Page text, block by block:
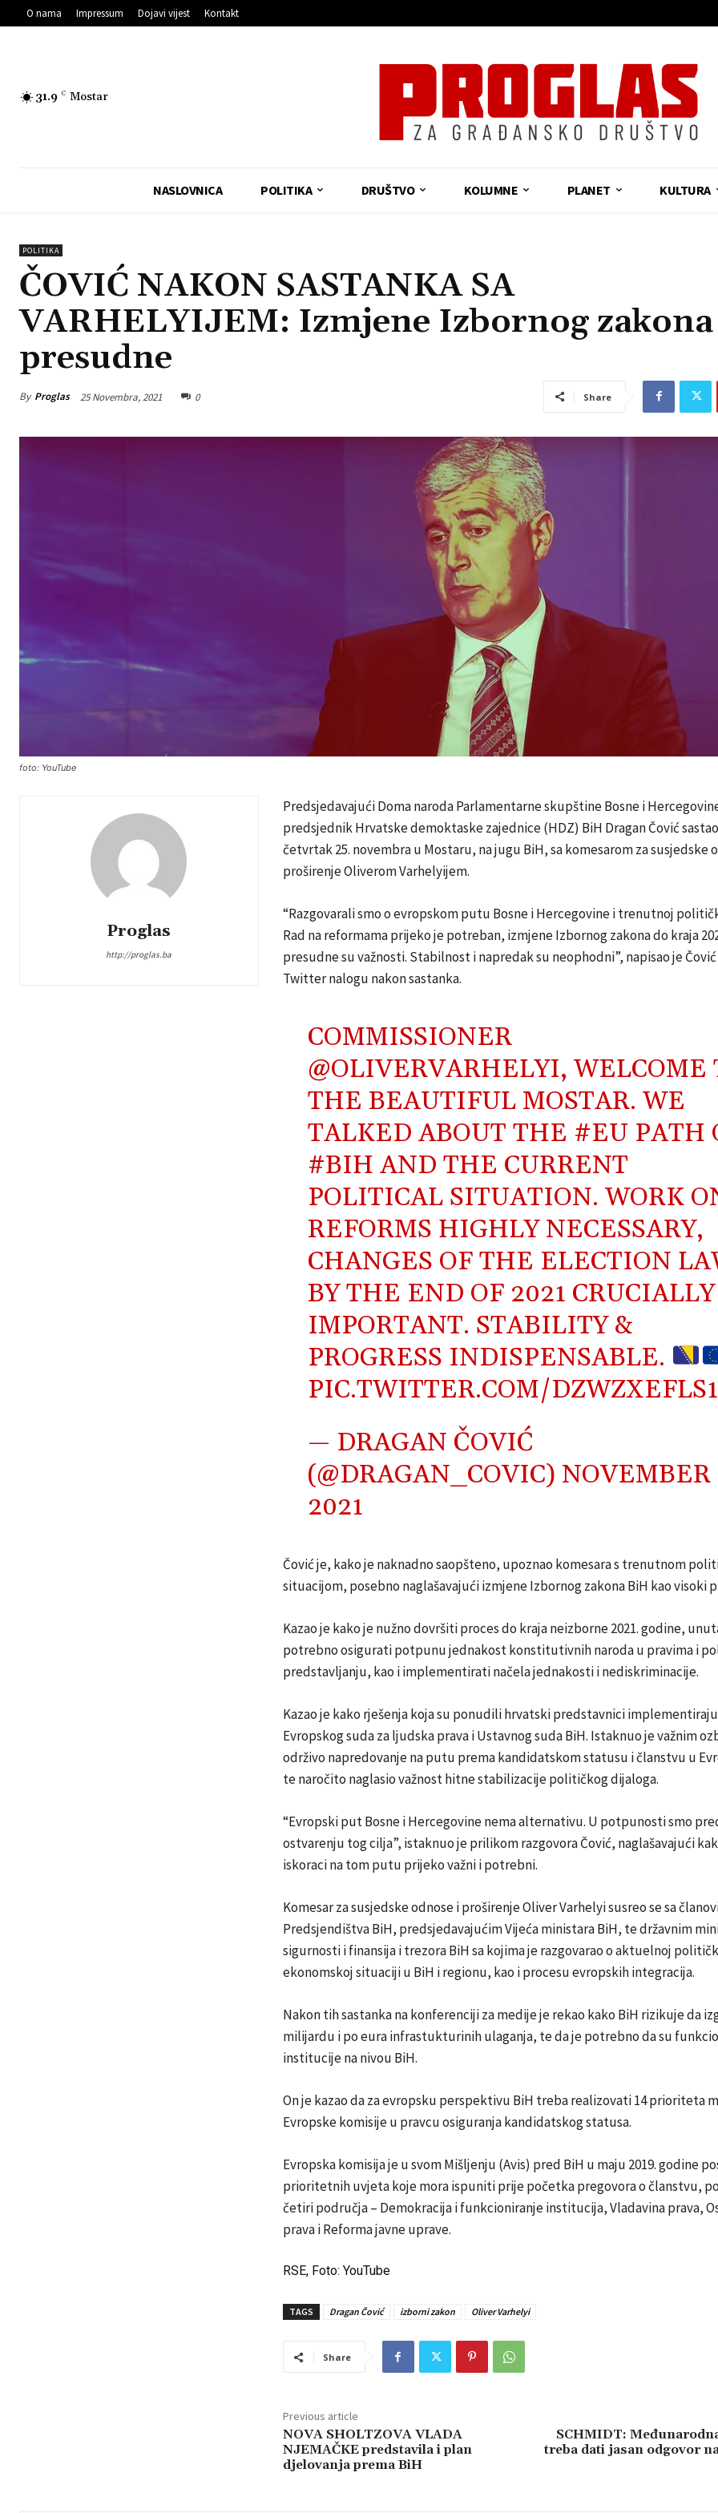
O nama Impressum Dojavi vijest Kontakt
31.9 C Mostar
NASLOVNICA POLITIKA DRUŠTVO KOLUMNE PLANET KULTURA
POLITIKA
ČOVIĆ NAKON SASTANKA SA
VARHELYIJEM: Izmjene Izbornog
presudne
By Proglas 25 Novembra, 2021 0 Share
foto: YouTube
Proglas
http://proglas.ba
Predsjedavajući Doma naroda Parlamentarne skupštine Bosne i
predsjednik Hrvatske demoktaske zajednice (HDZ) BiH Dragan Čović
četvrtak 25. novembra u Mostaru, na jugu BiH, sa komesarom za susjedske
proširenje Oliverom Varhelyijem.
“Razgovarali smo o evropskom putu Bosne i Hercegovine i trenutnoj
Rad na reformama prijeko je potreban, izmjene Izbornog zakona do kraja
presudne su važnosti. Stabilnost i napredak su neophodni”, napisao je Čović
Twitter nalogu nakon sastanka.
COMMISSIONER
@OLIVERVARHELYI, WELCOME
THE BEAUTIFUL MOSTAR. WE
TALKED ABOUT THE #EU PATH
#BIH AND THE CURRENT
POLITICAL SITUATION. WORK
REFORMS HIGHLY NECESSARY,
CHANGES OF THE ELECTION
BY THE END OF 2021 CRUCIALLY
IMPORTANT. STABILITY &
PROGRESS INDISPENSABLE.
PIC.TWITTER.COM/DZWZXEFLS1
— DRAGAN ČOVIĆ
(@DRAGAN_COVIC) NOVEMBER
2021
Čović je, kako je naknadno saopšteno, upoznao komesara s trenutnom
situacijom, posebno naglašavajući izmjene Izbornog zakona BiH kao visoki
Kazao je kako je nužno dovršiti proces do kraja neizborne 2021. godine,
potrebno osigurati potpunu jednakost konstitutivnih naroda u pravima i
predstavljanju, kao i implementirati načela jednakosti i nediskriminacije.
Kazao je kako rješenja koja su ponudili hrvatski predstavnici
Evropskog suda za ljudska prava i Ustavnog suda BiH. Istaknuo je važnim
održivo napredovanje na putu prema kandidatskom statusu i članstvu u
te naročito naglasio važnost hitne stabilizacije političkog dijaloga.
“Evropski put Bosne i Hercegovine nema alternativu. U potpunosti smo
ostvarenju tog cilja”, istaknuo je prilikom razgovora Čović, naglašavajući
iskoraci na tom putu prijeko važni i potrebni.
Komesar za susjedske odnose i proširenje Oliver Varhelyi susreo se sa
Predsjendištva BiH, predsjedavajućim Vijeća ministara BiH, te državnim
sigurnosti i finansija i trezora BiH sa kojima je razgovarao o aktuelnoj
ekonomskoj situaciji u BiH i regionu, kao i procesu evropskih integracija.
Nakon tih sastanka na konferenciji za medije je rekao kako BiH rizikuje da
milijardu i po eura infrastukturinih ulaganja, te da je potrebno da su
institucije na nivou BiH.
On je kazao da za evropsku perspektivu BiH treba realizovati 14 prioriteta
Evropske komisije u pravcu osiguranja kandidatskog statusa.
Evropska komisija je u svom Mišljenju (Avis) pred BiH u maju 2019. godine
prioritetnih uvjeta koje mora ispuniti prije početka pregovora o članstvu,
četiri područja – Demokracija i funkcioniranje institucija, Vladavina prava,
prava i Reforma javne uprave.
RSE, Foto: YouTube
TAGS Dragan Čović izborni zakon Oliver Varhelyi
Share
Previous article
NOVA SHOLTZOVA VLADA
NJEMAČKE predstavila i plan
djelovanja prema BiH
SCHMIDT:
treba dati jasan odgovor